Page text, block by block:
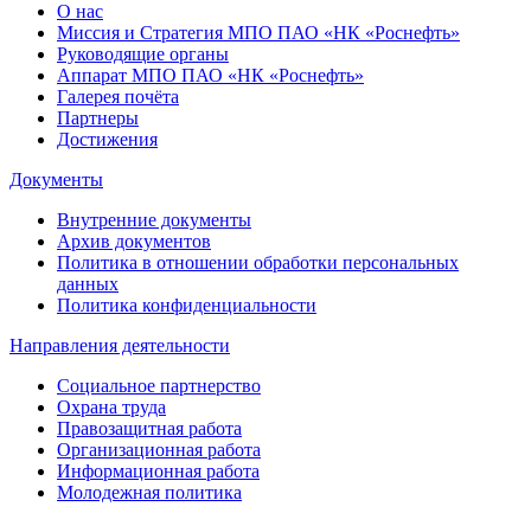
О нас
Миссия и Стратегия МПО ПАО «НК «Роснефть»
Руководящие органы
Аппарат МПО ПАО «НК «Роснефть»
Галерея почёта
Партнеры
Достижения
Документы
Внутренние документы
Архив документов
Политика в отношении обработки персональных
данных
Политика конфиденциальности
Направления деятельности
Социальное партнерство
Охрана труда
Правозащитная работа
Организационная работа
Информационная работа
Молодежная политика